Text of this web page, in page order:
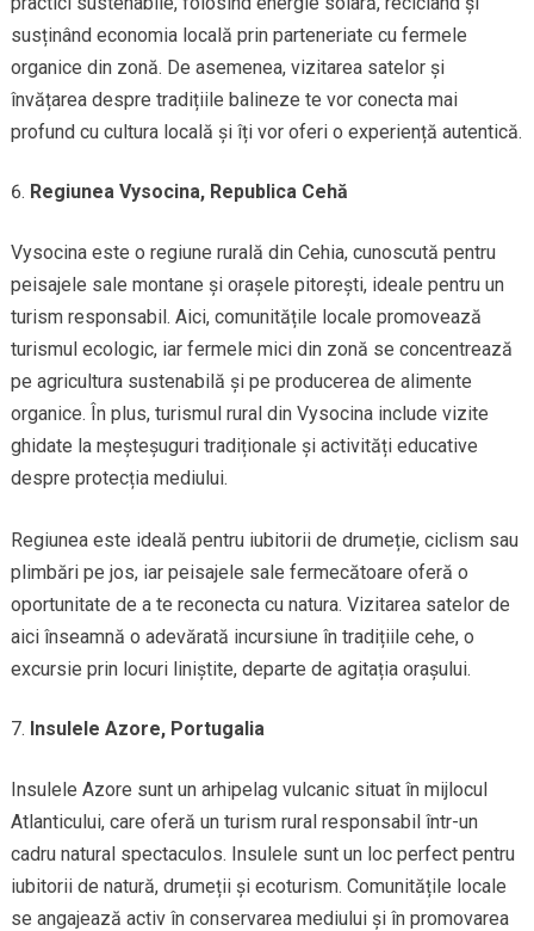
susținând economia locală prin parteneriate cu fermele
organice din zonă. De asemenea, vizitarea satelor și
învățarea despre tradițiile balineze te vor conecta mai
profund cu cultura locală și îți vor oferi o experiență autentică.
Regiunea Vysocina, Republica Cehă
Vysocina este o regiune rurală din Cehia, cunoscută pentru
peisajele sale montane și orașele pitorești, ideale pentru un
turism responsabil. Aici, comunitățile locale promovează
turismul ecologic, iar fermele mici din zonă se concentrează
pe agricultura sustenabilă și pe producerea de alimente
organice. În plus, turismul rural din Vysocina include vizite
ghidate la meșteșuguri tradiționale și activități educative
despre protecția mediului.
Regiunea este ideală pentru iubitorii de drumeție, ciclism sau
plimbări pe jos, iar peisajele sale fermecătoare oferă o
oportunitate de a te reconecta cu natura. Vizitarea satelor de
aici înseamnă o adevărată incursiune în tradițiile cehe, o
excursie prin locuri liniștite, departe de agitația orașului.
Insulele Azore, Portugalia
Insulele Azore sunt un arhipelag vulcanic situat în mijlocul
Atlanticului, care oferă un turism rural responsabil într-un
cadru natural spectaculos. Insulele sunt un loc perfect pentru
iubitorii de natură, drumeții și ecoturism. Comunitățile locale
se angajează activ în conservarea mediului și în promovarea